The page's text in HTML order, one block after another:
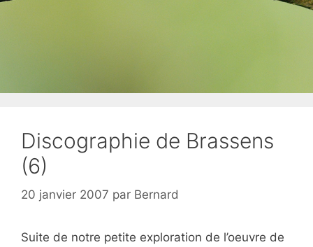
Discographie de Brassens
(6)
20 janvier 2007 par Bernard
Suite de notre petite exploration de l’oeuvre de